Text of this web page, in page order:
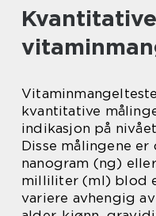
kvantitative
indikasjon på
Disse målingene
nanogram (ng)
milliliter (ml) blod
variere avhengig